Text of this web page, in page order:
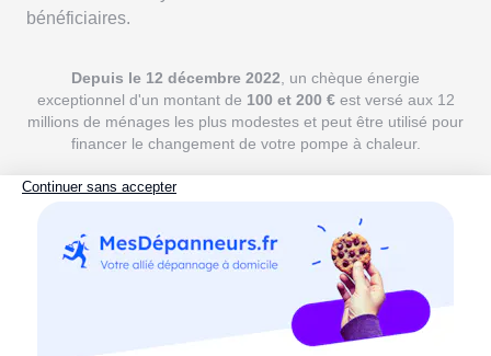
bénéficiaires.
Depuis le 12 décembre 2022 , un chèque énergie
exceptionnel d'un montant de 100 et 200 € est versé aux 12
millions de ménages les plus modestes et peut être utilisé pour
financer le changement de votre pompe à chaleur.
Il est également possible d'obtenir des subventions
des départements
pour installer une pompe à
chaleur. Pour en savoir plus, renseignez-vous auprès de